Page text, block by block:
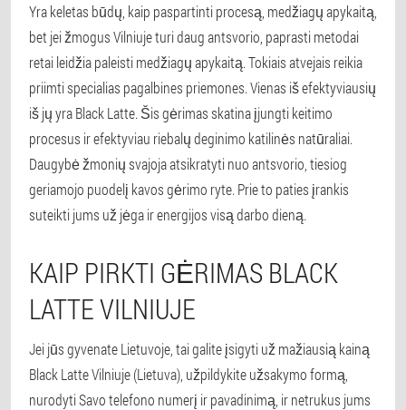
Yra keletas būdų, kaip paspartinti procesą, medžiagų apykaitą,
bet jei žmogus Vilniuje turi daug antsvorio, paprasti metodai
retai leidžia paleisti medžiagų apykaitą. Tokiais atvejais reikia
priimti specialias pagalbines priemones. Vienas iš efektyviausių
iš jų yra Black Latte. Šis gėrimas skatina įjungti keitimo
procesus ir efektyviau riebalų deginimo katilinės natūraliai.
Daugybė žmonių svajoja atsikratyti nuo antsvorio, tiesiog
geriamojo puodelį kavos gėrimo ryte. Prie to paties įrankis
suteikti jums už jėga ir energijos visą darbo dieną.
KAIP PIRKTI GĖRIMAS BLACK
LATTE VILNIUJE
Jei jūs gyvenate Lietuvoje, tai galite įsigyti už mažiausią kainą
Black Latte Vilniuje (Lietuva), užpildykite užsakymo formą,
nurodyti Savo telefono numerį ir pavadinimą, ir netrukus jums